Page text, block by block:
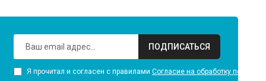
ПОДПИСАТЬСЯ
Я прочитал и согласен с правилами Согласие на обработку